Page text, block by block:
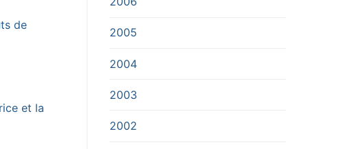
de
et la
2005
2004
2003
2002